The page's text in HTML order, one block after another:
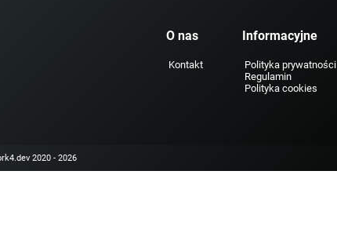
O nas
Kontakt
Informacyjne
Polityka prywatności
Regulamin
Polityka cookies
2020 - 2026